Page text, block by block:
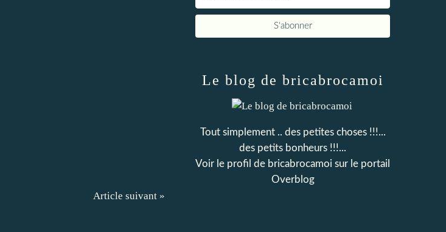
Article suivant »
Le blog de bricabrocamoi
Tout simplement .. des petites choses !!!...
des petits bonheurs !!!...
Voir le profil de bricabrocamoi sur le portail
Overblog